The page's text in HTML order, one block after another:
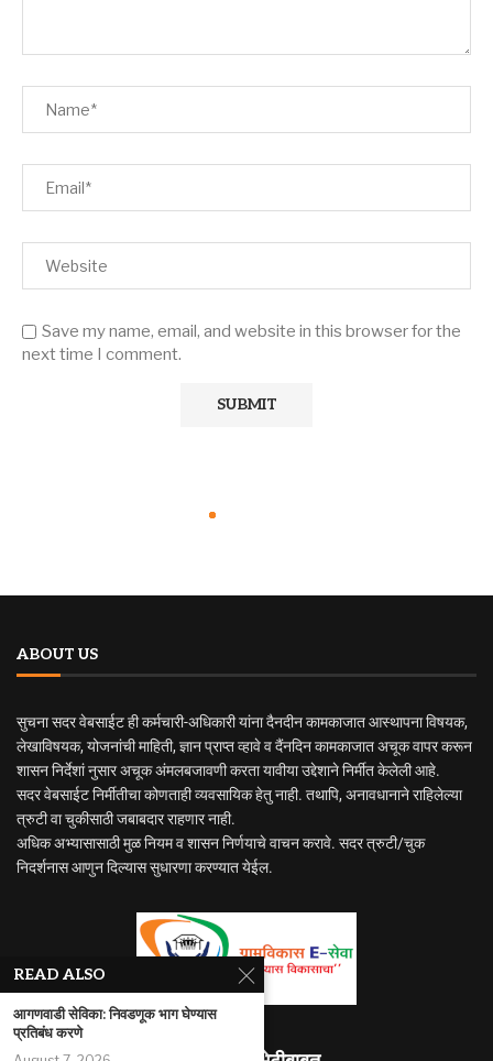
Save my name, email, and website in this browser for the
next time I comment.
ABOUT US
सुचना सदर वेबसाईट ही कर्मचारी-अधिकारी यांना दैनदीन कामकाजात आस्थापना विषयक,
लेखाविषयक, योजनांची माहिती, ज्ञान प्राप्त व्हावे व दैंनदिन कामकाजात अचूक वापर करून
शासन निर्देशां नुसार अचूक अंमलबजावणी करता यावीया उद्देशाने निर्मीत केलेली आहे.
सदर वेबसाईट निर्मीतीचा कोणताही व्यवसायिक हेतु नाही. तथापि, अनावधानाने राहिलेल्या
त्रुटी वा चुकीसाठी जबाबदार राहणार नाही.
अधिक अभ्यासासाठी मुळ नियम व शासन निर्णयाचे वाचन करावे. सदर त्रुटी/चुक
निदर्शनास आणुन दिल्यास सुधारणा करण्यात येईल.
READ ALSO
आगणवाडी सेविका: निवडणूक भाग घेण्यास
प्रतिबंध करणे